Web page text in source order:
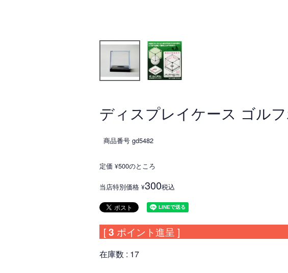
ディスプレイケース ゴル
商品番号 gd5482
定価 ¥500のところ
当店特別価格 ¥300税込
[3 ポイント進呈 ]
在庫数 17